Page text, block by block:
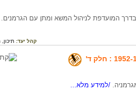
המועדפת לניהול המשא ומתן עם הגרמנים.
קהל יעד: תיכון,
/למידע מלא...